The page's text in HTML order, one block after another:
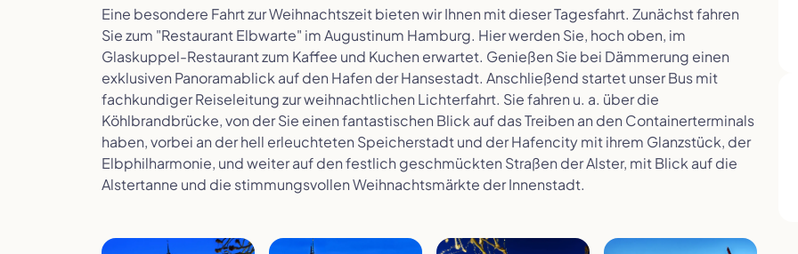
Eine besondere Fahrt zur Weihnachtszeit bieten wir Ihnen mit dieser Tagesfahrt. Zunächst fahren
Sie zum "Restaurant Elbwarte" im Augustinum Hamburg. Hier werden Sie, hoch oben, im
Glaskuppel-Restaurant zum Kaffee und Kuchen erwartet. Genießen Sie bei Dämmerung einen
exklusiven Panoramablick auf den Hafen der Hansestadt. Anschließend startet unser Bus mit
fachkundiger Reiseleitung zur weihnachtlichen Lichterfahrt. Sie fahren u. a. über die
Köhlbrandbrücke, von der Sie einen fantastischen Blick auf das Treiben an den Containerterminals
haben, vorbei an der hell erleuchteten Speicherstadt und der Hafencity mit ihrem Glanzstück, der
Elbphilharmonie, und weiter auf den festlich geschmückten Straßen der Alster, mit Blick auf die
Alstertanne und die stimmungsvollen Weihnachtsmärkte der Innenstadt.